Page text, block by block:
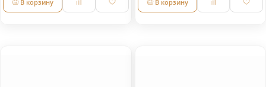
В корзину В корзину